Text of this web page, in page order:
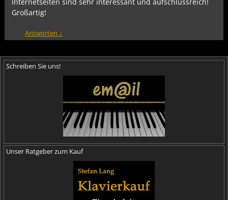
Großartig!
Antworten ↓
Schreiben Sie uns!
Unser Ratgeber zum Kauf